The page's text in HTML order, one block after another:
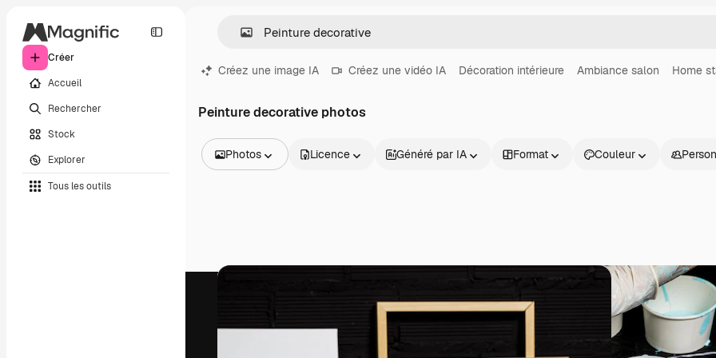
Créer
Accueil
Rechercher
Stock
Explorer
Tous les outils
Créez une image IA Créez une vidéo IA Décoration intérieure Ambiance salon Home
Peinture decorative photos
Photos
Vidéos
Templates vidéos
Icônes
Licence Généré par IA Format Couleur
Commencer